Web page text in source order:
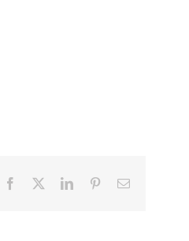
Facebook LinkedInPinterestEmail